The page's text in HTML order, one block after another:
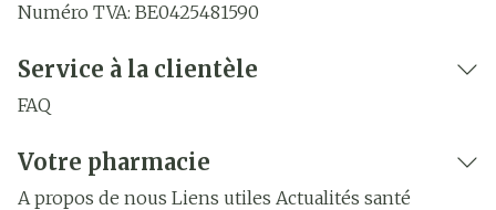
Numéro TVA: BE0425481590
Service à la clientèle
FAQ
Votre pharmacie
A propos de nous Liens utiles Actualités santé